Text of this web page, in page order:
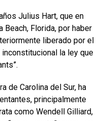
Julius Hart, que en
Florida, por haber
liberado por el
la ley que
de Carolina del Sur, ha
principalmente
como Wendell Gilliard,